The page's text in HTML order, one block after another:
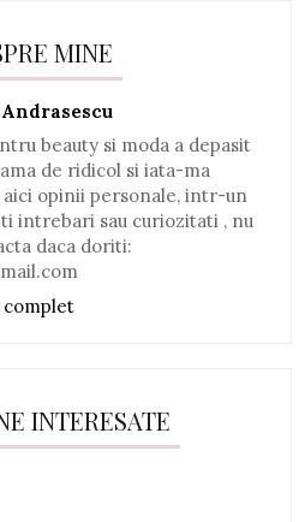
MINE
beauty si moda a depasit
de ridicol si iata-ma
opinii personale, intr-un
intrebari sau curiozitati , nu
daca doriti:
complet
INTERESATE